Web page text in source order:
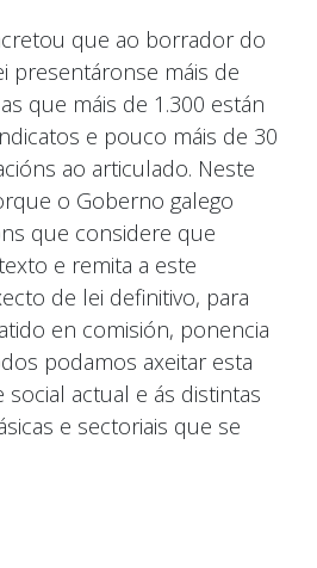
que ao borrador do
presentáronse máis de
que máis de 1.300 están
e pouco máis de 30
ao articulado. Neste
o Goberno galego
que considere que
e remita a este
de lei definitivo, para
en comisión, ponencia
podamos axeitar esta
social actual e ás distintas
e sectoriais que se